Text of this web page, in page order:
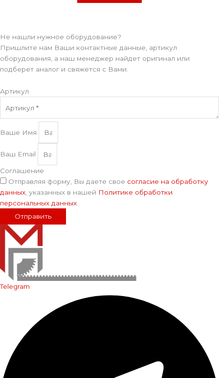
Не нашли нужное оборудование?
Пришлите нам Ваши контактные данные, артикул
оборудования, а наш менеджер найдет оригинал или
подберет аналог и свяжется с Вами.
Артикул
Ваше Имя
Ваш Email
Соглашение
Отправляя форму, Вы даете свое согласие на обработку
данных , указанных в нашей Политике обработки
персональных данных
Отправить
Telegram